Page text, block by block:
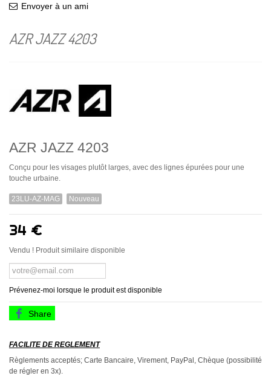
Envoyer à un ami
AZR JAZZ 4203
AZR JAZZ 4203
Conçu pour les visages plutôt larges, avec des lignes épurées pour une
touche urbaine.
23LU-AZ-MAG Nouveau
34 €
Vendu ! Produit similaire disponible
Prévenez-moi lorsque le produit est disponible
Share
FACILITE DE REGLEMENT
Règlements acceptés; Carte Bancaire, Virement, PayPal, Chèque (possibilité
de régler en 3x).